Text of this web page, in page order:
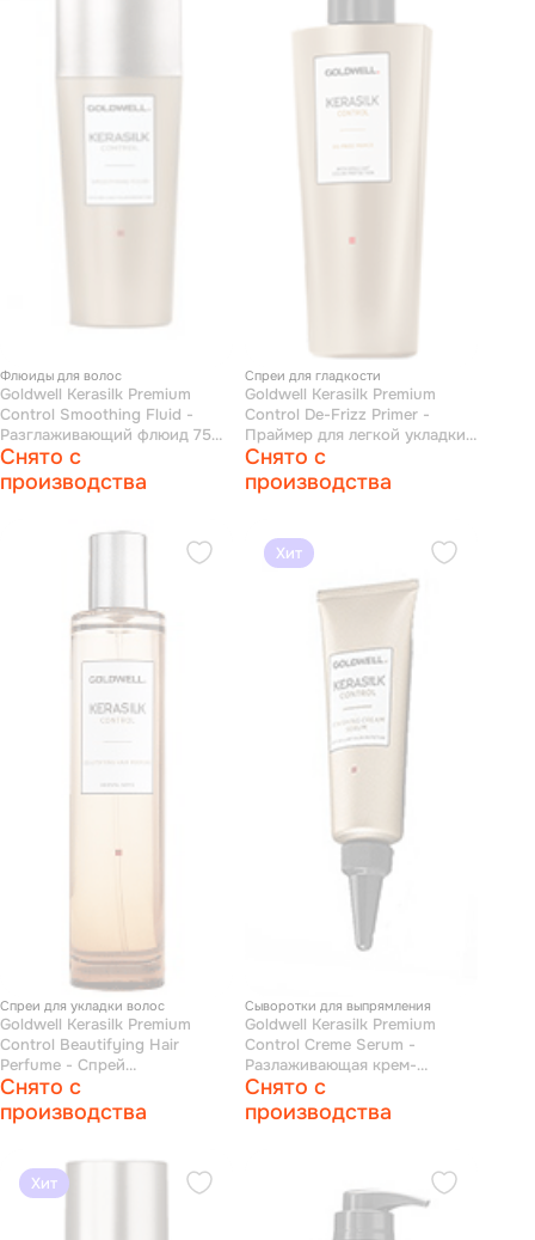
Флюиды для волос
Goldwell Kerasilk Premium
Control Smoothing Fluid -
Разглаживающий флюид 75
мл
Снято с
производства
Спреи для гладкости
Goldwell Kerasilk Premium
Control De-Frizz Primer -
Праймер для легкой укладки
и увлажнения непослушных
волос 75 мл
Снято с
производства
Спреи для укладки волос
Goldwell Kerasilk Premium
Control Beautifying Hair
Perfume - Cпрей
парфюмированный с
восточным ароматом для
непослушных волос 50 мл
Снято с
производства
Хит
Сыворотки для выпрямления
Goldwell Kerasilk Premium
Control Creme Serum -
Разлаживающая крем-
сыворотка для непослушных
волос 22 мл
Снято с
производства
Хит